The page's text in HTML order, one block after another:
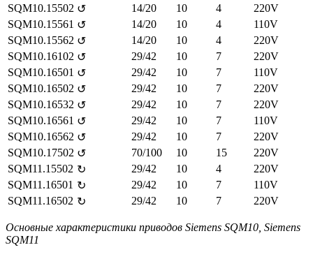
SQM10.15502 ↺ 14/20 10 4
220V
SQM10.15561 ↺ 14/20 10 4
110V
SQM10.15562 ↺ 14/20 10 4
220V
SQM10.16102 ↺ 29/42 10 7
220V
SQM10.16501 ↺ 29/42 10 7
110V
SQM10.16502 ↺ 29/42 10 7
220V
SQM10.16532 ↺ 29/42 10 7
220V
SQM10.16561 ↺ 29/42 10 7
110V
SQM10.16562 ↺ 29/42 10 7
220V
SQM10.17502 ↺ 70/100 10 15
220V
SQM11.15502 ↻ 29/42 10 4
220V
SQM11.16501 ↻ 29/42 10 7
110V
SQM11.16502 ↻ 29/42 10 7 220V
Основные характеристики приводов Siemens SQM10, Siemens
SQM11